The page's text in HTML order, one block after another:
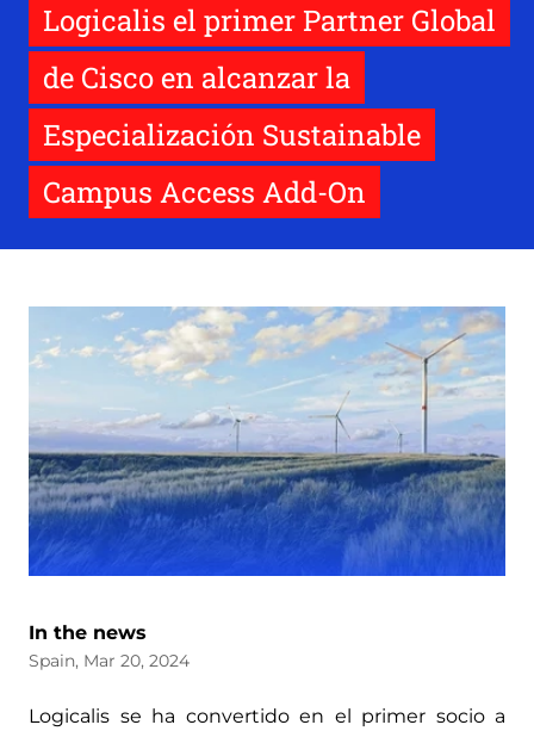
Logicalis el primer Partner Global
de Cisco en alcanzar la
Especialización Sustainable
Campus Access Add-On
In the news
Spain, Mar 20, 2024
Logicalis se ha convertido en el primer socio a